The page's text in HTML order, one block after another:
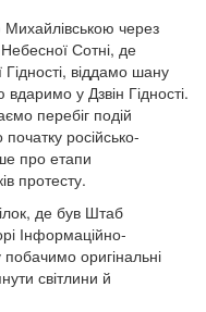
через
Сотні, де
Гідності, віддамо шану
у Дзвін Гідності.
перебіг подій
російсько-
про етапи
протесту.
де був Штаб
Інформаційно-
оригінальні
світлини й